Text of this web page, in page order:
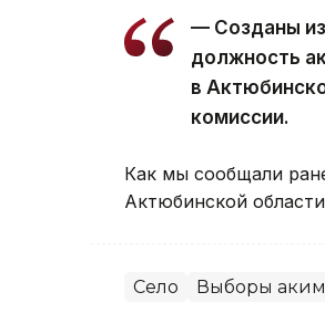
— Созданы
должность
в
комиссии.
Как мы сообщали
Актюбинской
Село Выборы